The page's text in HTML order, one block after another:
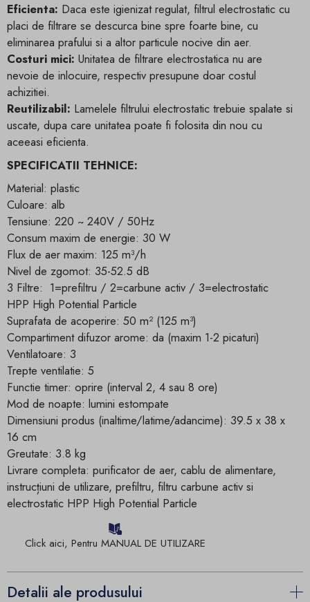
Eficienta: Daca este igienizat regulat, filtrul electrostatic cu
placi de filtrare se descurca bine spre foarte bine, cu
eliminarea prafului si a altor particule nocive din aer.
Costuri mici: Unitatea de filtrare electrostatica nu are
nevoie de inlocuire, respectiv presupune doar costul
achizitiei.
Reutilizabil: Lamelele filtrului electrostatic trebuie spalate si
uscate, dupa care unitatea poate fi folosita din nou cu
aceeasi eficienta.
SPECIFICATII TEHNICE:
Material: plastic
Culoare: alb
Tensiune: 220 ~ 240V / 50Hz
Consum maxim de energie: 30 W
Flux de aer maxim: 125 m³/h
Nivel de zgomot: 35-52.5 dB
3 Filtre: 1=prefiltru / 2=carbune activ / 3=electrostatic
HPP High Potential Particle
Suprafata de acoperire: 50 m² (125 m³)
Compartiment difuzor arome: da (maxim 1-2 picaturi)
Ventilatoare: 3
Trepte ventilatie: 5
Functie timer: oprire (interval 2, 4 sau 8 ore)
Mod de noapte: lumini estompate
Dimensiuni produs (inaltime/latime/adancime): 39.5 x 38 x
16 cm
Greutate: 3.8 kg
Livrare completa: purificator de aer, cablu de alimentare,
instrucțiuni de utilizare, prefiltru, filtru carbune activ si
electrostatic HPP High Potential Particle
Click aici, Pentru MANUAL DE UTILIZARE
Detalii ale produsului